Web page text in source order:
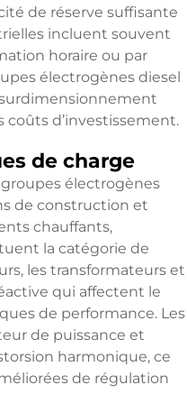
de réserve suffisante
incluent souvent
horaire ou par
électrogènes diesel
d’investissement.
de charge
électrogènes
de construction et
chauffants,
la catégorie de
les transformateurs et
qui affectent le
de performance. Les
de puissance et
harmonique, ce
de régulation